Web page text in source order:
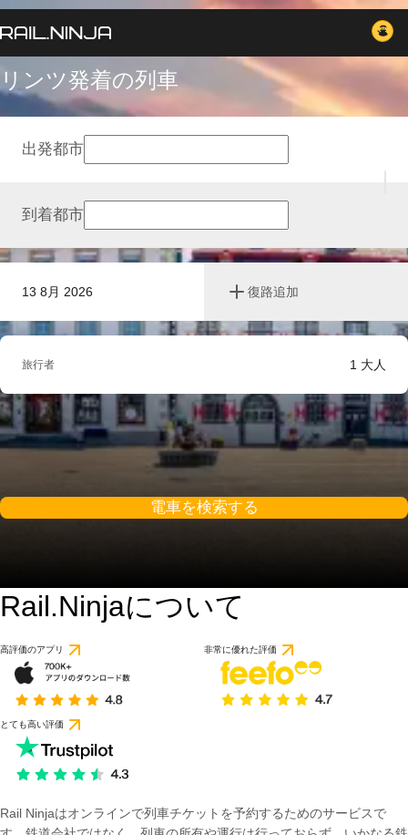
リンツ発着の列車
13 8月 2026 復路追加
出発都市
到着都市
旅行者 1 大人
電車を検索する
Rail.Ninjaについて
高評価のアプリ 非常に優れた評価
とても高い評価
Rail Ninjaはオンラインで列車チケットを予約するためのサービスで